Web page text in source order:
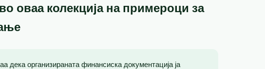
оваа колекција на примероци за
дека организираната финансиска документација ја